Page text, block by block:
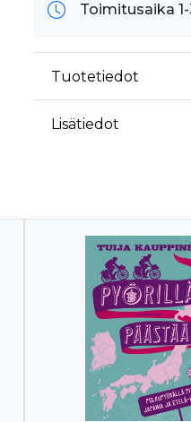
Toimitusaika
Tuotetiedot
Lisätiedot